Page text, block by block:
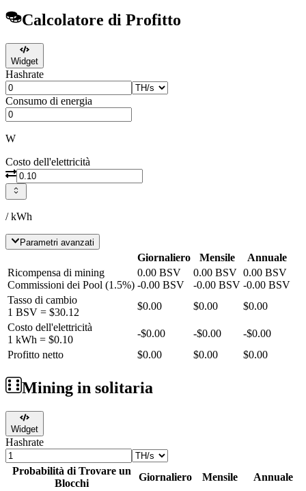
Calcolatore di Profitto
Widget
Hashrate
Consumo di energia
W
Costo dell'elettricità
/ kWh
Parametri avanzati
Giornaliero Mensile
Annuale
Ricompensa di mining
Commissioni dei Pool (1.5%)
0.00 BSV
-0.00 BSV
0.00 BSV
-0.00 BSV
0.00 BSV
-0.00 BSV
Tasso di cambio
1 BSV = $30.12
$0.00 $0.00
$0.00
Costo dell'elettricità
1 kWh = $0.10
-$0.00 -$0.00 -$0.00
Profitto netto
$0.00 $0.00 $0.00
Mining in solitaria
Widget
Hashrate
Probabilità di Trovare un
Blocchi
Giornaliero Mensile Annuale